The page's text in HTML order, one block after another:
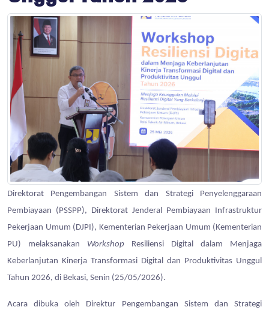
Direktorat Pengembangan Sistem dan Strategi Penyelenggaraan
Pembiayaan (PSSPP), Direktorat Jenderal Pembiayaan Infrastruktur
Pekerjaan Umum (DJPI), Kementerian Pekerjaan Umum (Kementerian
PU) melaksanakan Workshop Resiliensi Digital dalam Menjaga
Keberlanjutan Kinerja Transformasi Digital dan Produktivitas Unggul
Tahun 2026, di Bekasi, Senin (25/05/2026).
Acara dibuka oleh Direktur Pengembangan Sistem dan Strategi